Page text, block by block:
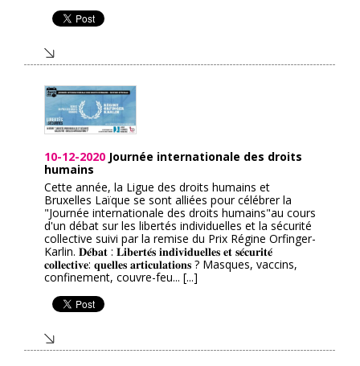
10-12-2020 Journée internationale des droits
humains
Cette année, la Ligue des droits humains et
Bruxelles Laïque se sont alliées pour célébrer la
"Journée internationale des droits humains"au cours
d'un débat sur les libertés individuelles et la sécurité
collective suivi par la remise du Prix Régine Orfinger-
Karlin. 𝐃𝐞́𝐛𝐚𝐭 : 𝐋𝐢𝐛𝐞𝐫𝐭𝐞́𝐬 𝐢𝐧𝐝𝐢𝐯𝐢𝐝𝐮𝐞𝐥𝐥𝐞𝐬 𝐞𝐭 𝐬𝐞́𝐜𝐮𝐫𝐢𝐭𝐞́
𝐜𝐨𝐥𝐥𝐞𝐜𝐭𝐢𝐯𝐞: 𝐪𝐮𝐞𝐥𝐥𝐞𝐬 𝐚𝐫𝐭𝐢𝐜𝐮𝐥𝐚𝐭𝐢𝐨𝐧𝐬 ? Masques, vaccins,
confinement, couvre-feu... [...]